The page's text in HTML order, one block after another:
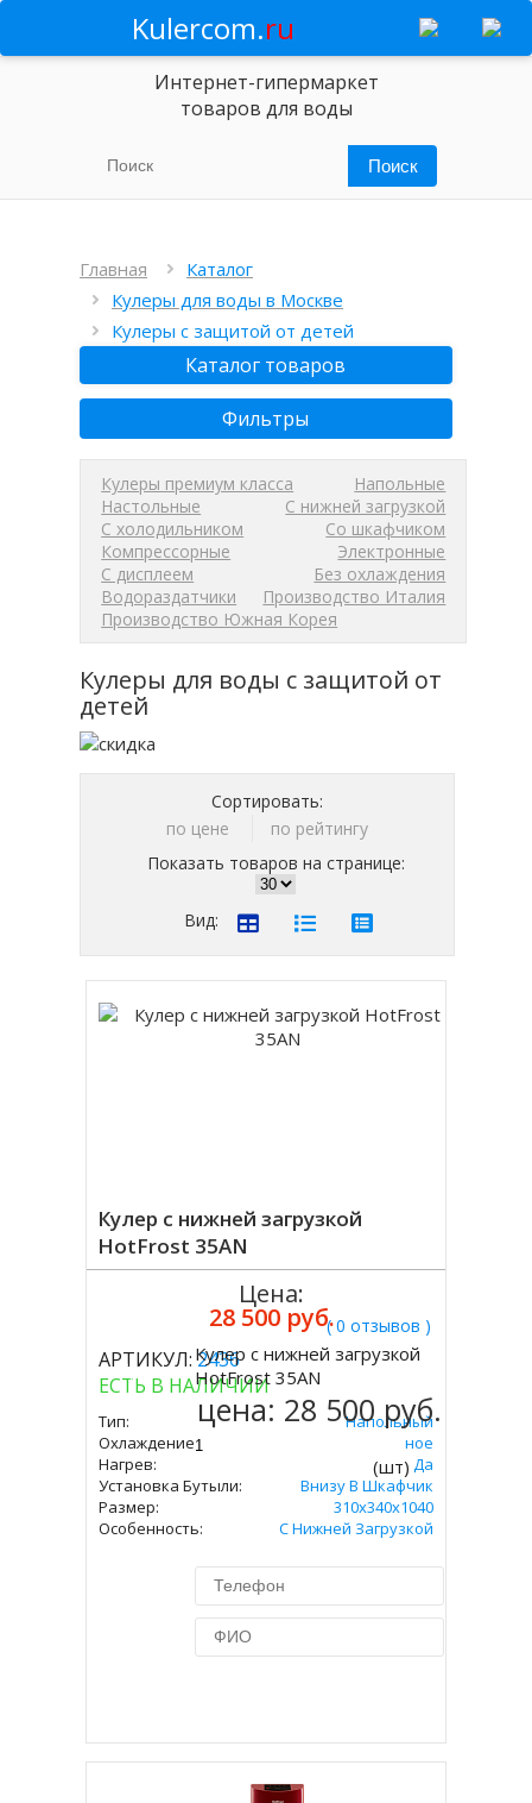
Kulercom.ru
Интернет-гипермаркет
товаров для воды
Главная
Каталог
Кулеры для воды в Москве
Кулеры с защитой от детей
Каталог товаров
Фильтры
Кулеры премиум класса
Напольные
Настольные
С нижней загрузкой
С холодильником
Со шкафчиком
Компрессорные
Электронные
С дисплеем
Без охлаждения
Водораздатчики
Производство Италия
Производство Южная Корея
Кулеры для воды с защитой от
детей
Сортировать:
по цене
по рейтингу
Показать товаров на странице:
Вид:
Кулер с нижней загрузкой
HotFrost 35AN
( 0 отзывов )
АРТИКУЛ:2436
ЕСТЬ В НАЛИЧИИ
Тип:
Напольный
Охлаждение:
Компрессорное
Нагрев:
Да
Установка Бутыли:
Внизу В Шкафчик
Размер:
310х340х1040
Особенность:
С Нижней Загрузкой
Цена:
28 500 руб.
Купить
Кулер с нижней загрузкой
HotFrost 35AN
цена: 28 500 руб.
(шт)